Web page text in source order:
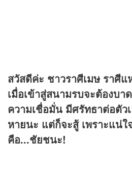
สวัสดีค่ะ ชาวราศีเมษ ราศี
เมื่อเข้าสู่สนามรบจะต้องบา
ความเชื่อมั่น มีศรัทธาต่อตัว
หายนะ แต่ก็จะสู้ เพราะแน่
คือ...ชัยชนะ!